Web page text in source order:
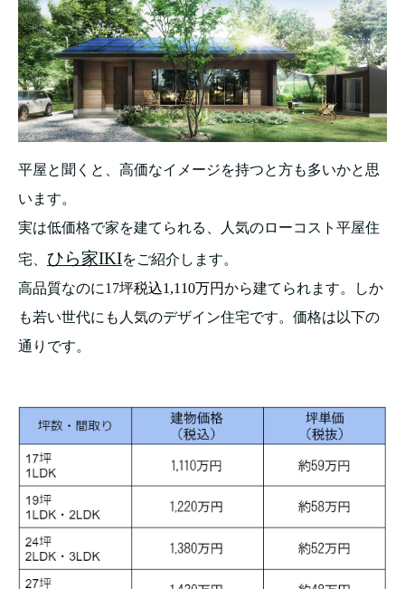
平屋と聞くと、高価なイメージを持つと方も多いかと思
います。
実は低価格で家を建てられる、人気のローコスト平屋住
宅、 ひら家IKIをご紹介します。
高品質なのに17坪税込1,110万円から建てられます。しか
も若い世代にも人気のデザイン住宅です。価格は以下の
通りです。